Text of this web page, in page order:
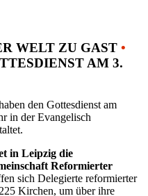
WELT ZU GAST •
AM 3.
den Gottesdienst am
in der Evangelisch
in Leipzig die
Reformierter
sich Delegierte reformierter
Kirchen, um über ihre